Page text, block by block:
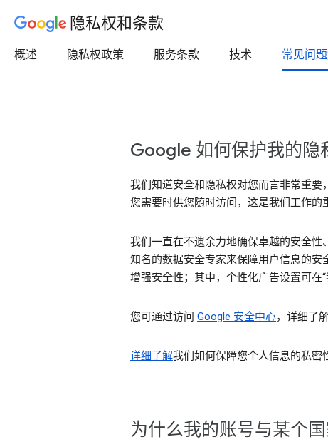
隐私权和条款
概述 隐私权政策 服务条款 技术 常见问
Google 如何保护我的隐
我们知道安全和隐私权对您而言非常重
您需要时供您随时访问，这是我们工作的
我们一直在不遗余力地确保卓越的安全
知名的数据安全专家来保障用户信息的
增强安全性；其中，个性化广告设置可在
您可通过访问 Google 安全中心，详细了
详细了解我们如何保障您个人信息的私密
为什么我的账号与某个国